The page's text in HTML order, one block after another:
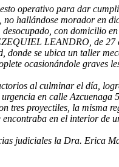
operativo para dar
hallándose morador en
con domicilio
LEANDRO, de
donde se ubica un taller
ocasionándole
al culminar el día,
en calle
proyectiles, la misma
en el interior de
judiciales la Dra. Erica